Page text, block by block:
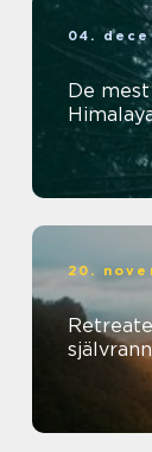
04.
De
20.